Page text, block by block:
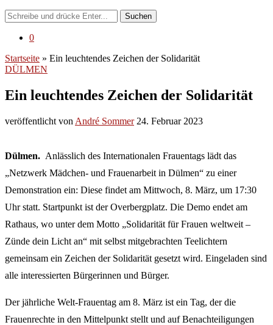
Suchen
0
Startseite » Ein leuchtendes Zeichen der Solidarität
DÜLMEN
Ein leuchtendes Zeichen der Solidarität
veröffentlicht von André Sommer 24. Februar 2023
Dülmen. Anlässlich des Internationalen Frauentags lädt das
„Netzwerk Mädchen- und Frauenarbeit in Dülmen“ zu einer
Demonstration ein: Diese findet am Mittwoch, 8. März, um 17:30
Uhr statt. Startpunkt ist der Overbergplatz. Die Demo endet am
Rathaus, wo unter dem Motto „Solidarität für Frauen weltweit –
Zünde dein Licht an“ mit selbst mitgebrachten Teelichtern
gemeinsam ein Zeichen der Solidarität gesetzt wird. Eingeladen sind
alle interessierten Bürgerinnen und Bürger.
Der jährliche Welt-Frauentag am 8. März ist ein Tag, der die
Frauenrechte in den Mittelpunkt stellt und auf Benachteiligungen